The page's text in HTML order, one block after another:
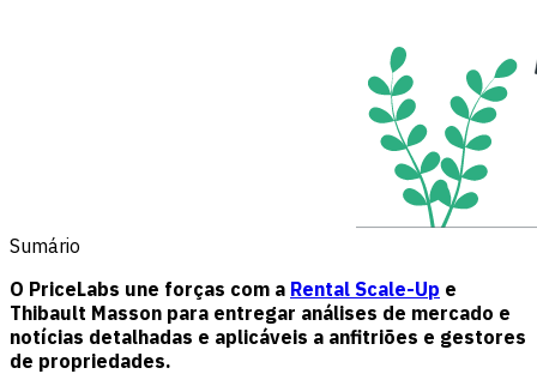
Sumário
O PriceLabs une forças com a Rental Scale-Up e
Thibault Masson para entregar análises de mercado e
notícias detalhadas e aplicáveis a anfitriões e gestores
de propriedades.